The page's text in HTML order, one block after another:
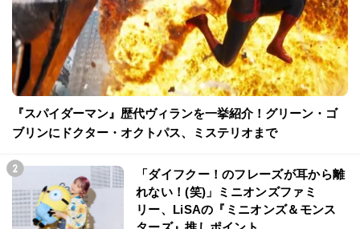
『スパイダーマン』歴代ヴィランを一挙紹介！グリーン・ゴ
ブリンにドクター・オクトパス、ミステリオまで
「ダイフクー！のフレーズが耳から離
れない！(笑)」ミニオンズファミ
リー、LiSAの『ミニオンズ＆モンス